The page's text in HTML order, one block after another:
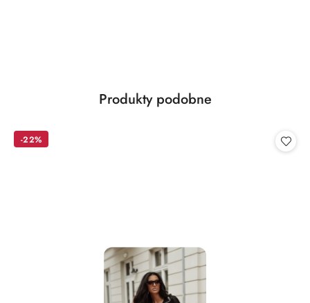
Pomiń karuzelę produktów
Produkty
Produkty podobne
-22%